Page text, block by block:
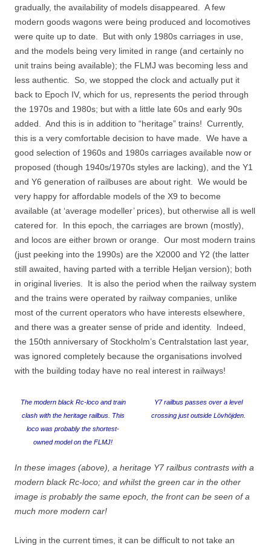
gradually, the availability of models disappeared. A few
modern goods wagons were being produced and locomotives
were quite up to date. But with only 1980s carriages in use,
and the models being very limited in range (and certainly no
unit trains being available); the FLMJ was becoming less and
less authentic. So, we stopped the clock and actually put it
back to Epoch IV, which for us, represents the period through
the 1970s and 1980s; but with a little late 60s and early 90s
added. And this is in addition to “heritage” trains! Currently,
this is a very comfortable decision to have made. We have a
good selection of 1960s and 1980s carriages available now or
proposed (though 1940s/1970s styles are lacking), and the Y1
and Y6 generation of railbuses are about right. We would be
very happy for affordable models of the X9 to become
available (at ‘average modeller’ prices), but otherwise all is well
catered for. In this epoch, the carriages are brown (mostly),
and locos are either brown or orange. Our most modern trains
(just peeking into the 1990s) are the X2000 and Y2 (the latter
still awaited, having parted with a terrible Heljan version); both
in original liveries. It is also the period when the railway system
and the trains were operated by railway companies, unlike
most of the current operators who have interests elsewhere,
and there was a greater sense of pride and identity. Indeed,
the 150th anniversary of Stockholm’s Centralstation last year,
was ignored completely because the organisations involved
with the building today have no real interest in railways!
The modern black Rc-loco and train
clash with the heritage railbus. This
loco was probably the shortest-
owned model on the FLMJ!
Y7 railbus passes over a level
crossing just outside Lövhöjden.
In these images (above), a heritage Y7 railbus contrasts with a
modern black Rc-loco; and whilst the green car in the other
image is probably the same epoch, the front can be seen of a
much more modern car!
Living in the current times, it can be difficult to not take an